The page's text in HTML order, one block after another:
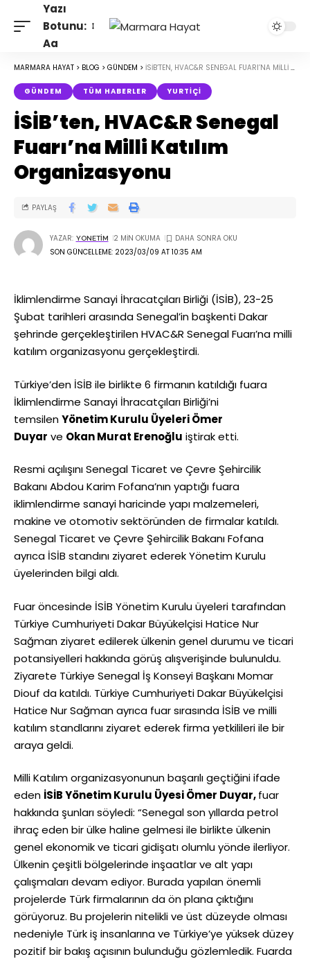
Yazı
Botunu:
Aa
MARMARA HAYAT > BLOG > GÜNDEM > İSİB’TEN, HVAC&R SENEGAL FUARI’NA MILLI KATILIM ORGANIZASYONU
GÜNDEM TÜM HABERLER YURTIÇI
İSİB’ten, HVAC&R Senegal
Fuarı’na Milli Katılım
Organizasyonu
SON GÜNCELLEME: 2023/03/09 AT 10:35 AM
YAZAR: YONETIM 2 MIN OKUMA
PAYLAŞ
İklimlendirme Sanayi İhracatçıları Birliği (İSİB), 23-25
Şubat tarihleri arasında Senegal’in başkenti Dakar
şehrinde gerçekleştirilen HVAC&R Senegal Fuarı’na milli
katılım organizasyonu gerçekleştirdi.
Türkiye’den İSİB ile birlikte 6 firmanın katıldığı fuara
İklimlendirme Sanayi İhracatçıları Birliği’ni
temsilenYönetim Kurulu Üyeleri Ömer
Duyar ve Okan Murat Erenoğlu iştirak etti.
Resmi açılışını Senegal Ticaret ve Çevre Şehircilik
Bakanı Abdou Karim Fofana’nın yaptığı fuara
iklimlendirme sanayi haricinde yapı malzemeleri,
makine ve otomotiv sektöründen de firmalar katıldı.
Senegal Ticaret ve Çevre Şehircilik Bakanı Fofana
ayrıca İSİB standını ziyaret ederek Yönetim Kurulu
üyelerinden bilgi aldı.
Fuar öncesinde İSİB Yönetim Kurulu üyeleri tarafından
Türkiye Cumhuriyeti Dakar Büyükelçisi Hatice Nur
Sağman ziyaret edilerek ülkenin genel durumu ve ticari
potansiyelleri hakkında görüş alışverişinde bulunuldu.
Ziyarete Türkiye Senegal İş Konseyi Başkanı Momar
Diouf da katıldı. Türkiye Cumhuriyeti Dakar Büyükelçisi
Hatice Nur Sağman ayrıca fuar sırasında İSİB ve milli
katılım standlarını ziyaret ederek firma yetkilileri ile bir
araya geldi.
Milli Katılım organizasyonunun başarılı geçtiğini ifade
eden İSİB Yönetim Kurulu Üyesi Ömer Duyar,fuar
hakkında şunları söyledi: “Senegal son yıllarda petrol
ihraç eden bir ülke haline gelmesi ile birlikte ülkenin
genel ekonomik ve ticari gidişatı olumlu yönde ilerliyor.
Ülkenin çeşitli bölgelerinde inşaatlar ve alt yapı
çalışmaları devam ediyor. Burada yapılan önemli
projelerde Türk firmalarının da ön plana çıktığını
görüyoruz. Bu projelerin nitelikli ve üst düzeyde olması
nedeniyle Türk iş insanlarına ve Türkiye’ye yüksek düzey
pozitif bir bakış açısının bulunduğu gözlemledik. Fuarda